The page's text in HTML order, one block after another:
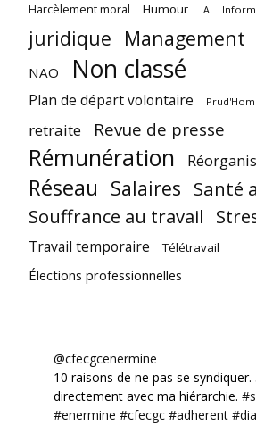
Harcèlement moral Humour IA
juridique Management
NAO Non classé
Plan de départ volontaire
retraite Revue de presse
Rémunération
Réseau Salaires Santé
Souffrance au travail
Travail temporaire Télétravail
Élections professionnelles
@cfecgcenermine
10 raisons de ne pas se
directement avec ma hiérarchie.
#enermine #cfecgc #adherent